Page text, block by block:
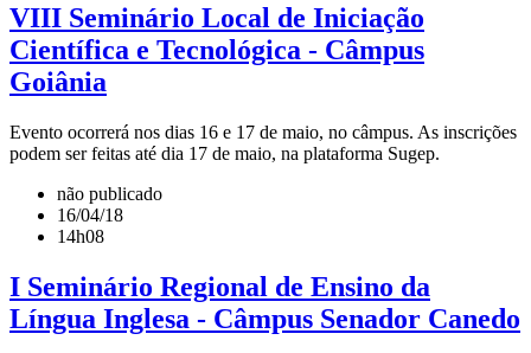
VIII Seminário Local de Iniciação
Científica e Tecnológica - Câmpus
Goiânia
Evento ocorrerá nos dias 16 e 17 de maio, no câmpus. As inscrições
podem ser feitas até dia 17 de maio, na plataforma Sugep.
não publicado
16/04/18
14h08
I Seminário Regional de Ensino da
Língua Inglesa - Câmpus Senador Canedo